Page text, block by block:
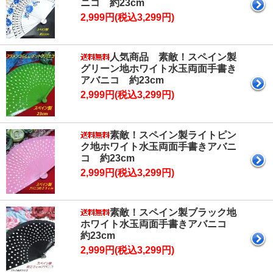
ニコ 約23cm
2,999円(税込3,299円)
人気商品 素敵！スペイン製
グリーン地ホワイト水玉両面手書き
アバニコ 約23cm
2,999円(税込3,299円)
素敵！スペイン製ライトピン
ク地ホワイト水玉両面手書きアバニ
コ 約23cm
2,999円(税込3,299円)
素敵！スペイン製ブラック地
ホワイト水玉両面手書きアバニコ
約23cm
2,999円(税込3,299円)